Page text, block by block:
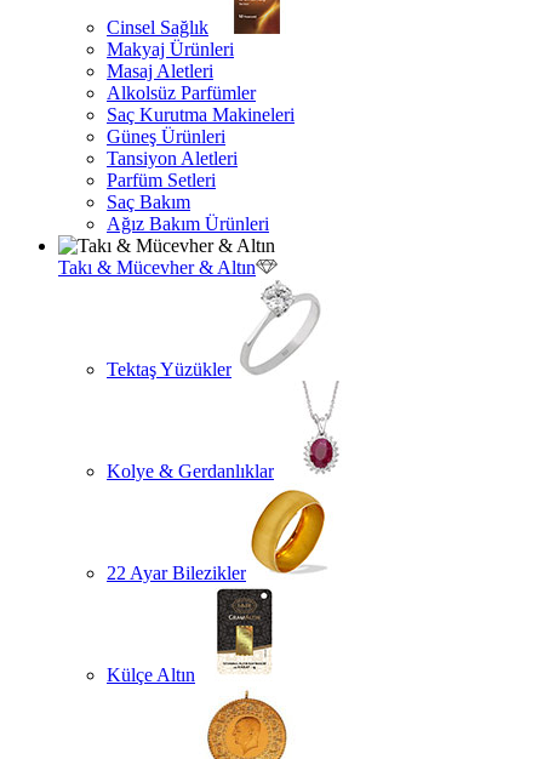
Cinsel Sağlık
Makyaj Ürünleri
Masaj Aletleri
Alkolsüz Parfümler
Saç Kurutma Makineleri
Güneş Ürünleri
Tansiyon Aletleri
Parfüm Setleri
Saç Bakım
Ağız Bakım Ürünleri
Takı & Mücevher & Altın
Tektaş Yüzükler
Kolye & Gerdanlıklar
22 Ayar Bilezikler
Külçe Altın